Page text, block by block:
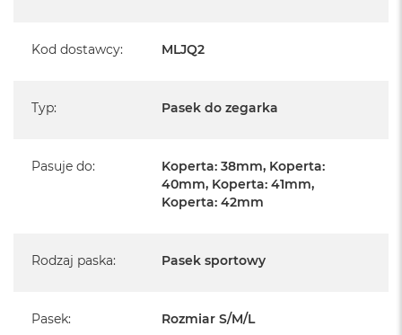
Kod dostawcy: MLJQ2
Typ: Pasek do zegarka
Pasuje do:
Koperta: 38mm, Koperta:
40mm, Koperta: 41mm,
Koperta: 42mm
Rodzaj paska: Pasek sportowy
Pasek: Rozmiar S/M/L